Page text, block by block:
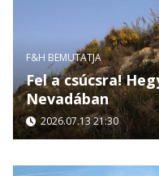
F&H BEMUTATJA
Fel a csúcsra!
Nevadában
2026.07.13 21:30